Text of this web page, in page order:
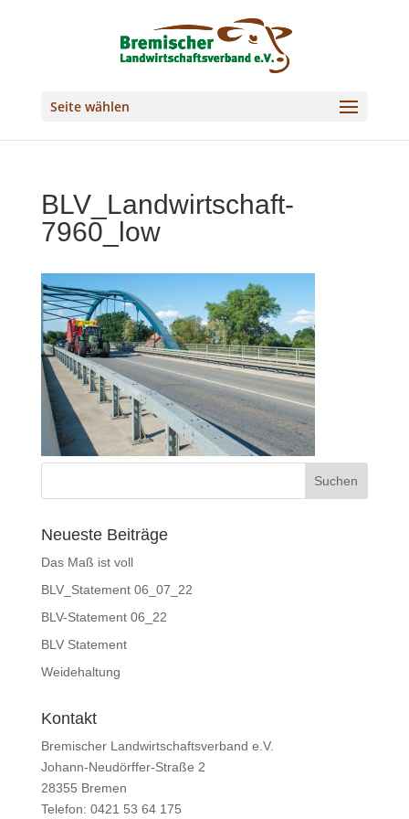
Seite wählen
BLV_Landwirtschaft-
7960_low
Neueste Beiträge
Das Maß ist voll
BLV_Statement 06_07_22
BLV-Statement 06_22
BLV Statement
Weidehaltung
Kontakt
Bremischer Landwirtschaftsverband e.V.
Johann-Neudörffer-Straße 2
28355 Bremen
Telefon: 0421 53 64 175